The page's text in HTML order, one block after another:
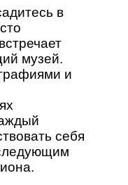
в
музей.
и
себя